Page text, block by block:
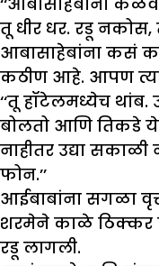
तू धीर धर. रडू
आबासाहेबांना कसं
कठीण आहे. आपण
‘‘तू हॉटेलमध्येच थांब.
बोलतो आणि तिकडे
नाहीतर उद्या
फोन.’’
आईबाबांना सगळा
शरमेने काळे ठिक्कर
रडू लागली.